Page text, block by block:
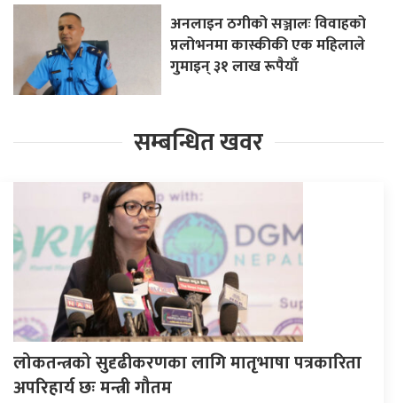
अनलाइन ठगीको सञ्जालः विवाहको
प्रलोभनमा कास्कीकी एक महिलाले
गुमाइन् ३१ लाख रूपैयाँ
सम्बन्धित खवर
लोकतन्त्रको सुदृढीकरणका लागि मातृभाषा पत्रकारिता
अपरिहार्य छः मन्त्री गौतम